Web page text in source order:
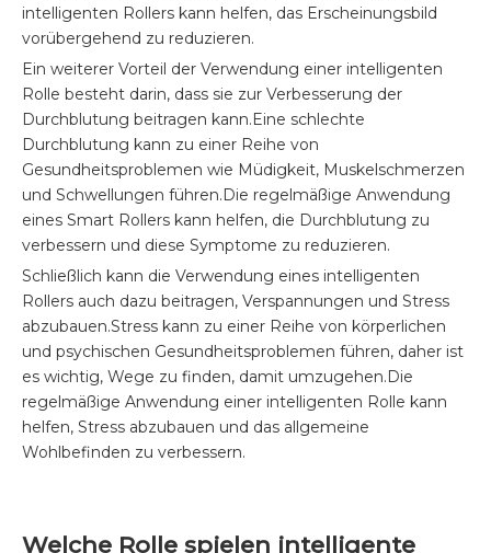
intelligenten Rollers kann helfen, das Erscheinungsbild
vorübergehend zu reduzieren.
Ein weiterer Vorteil der Verwendung einer intelligenten
Rolle besteht darin, dass sie zur Verbesserung der
Durchblutung beitragen kann.Eine schlechte
Durchblutung kann zu einer Reihe von
Gesundheitsproblemen wie Müdigkeit, Muskelschmerzen
und Schwellungen führen.Die regelmäßige Anwendung
eines Smart Rollers kann helfen, die Durchblutung zu
verbessern und diese Symptome zu reduzieren.
Schließlich kann die Verwendung eines intelligenten
Rollers auch dazu beitragen, Verspannungen und Stress
abzubauen.Stress kann zu einer Reihe von körperlichen
und psychischen Gesundheitsproblemen führen, daher ist
es wichtig, Wege zu finden, damit umzugehen.Die
regelmäßige Anwendung einer intelligenten Rolle kann
helfen, Stress abzubauen und das allgemeine
Wohlbefinden zu verbessern.
Welche Rolle spielen intelligente